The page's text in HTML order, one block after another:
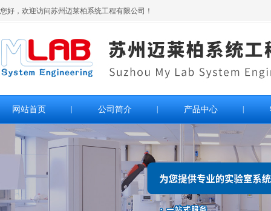
您好，欢迎访问苏州迈莱柏系统工程有限公司！
网站首页 公司简介 产品中心